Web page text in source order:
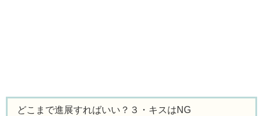
どこまで進展すればいい？３・キスはNG